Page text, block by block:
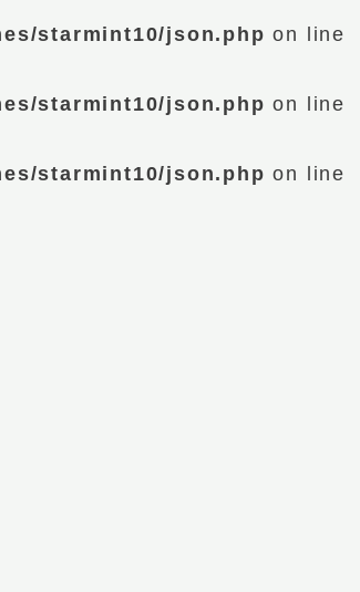
starmint10/json.php on line
starmint10/json.php on line
starmint10/json.php on line